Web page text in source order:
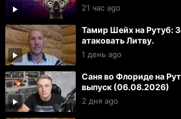
21 час ago
Тамир Шейх на Рутуб:
атаковать Литву.
1 день ago
Саня во Флориде на
выпуск (06.08.2026)
2 дня ago